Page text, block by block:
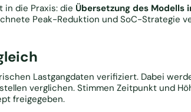
die Praxis: die Übersetzung des Modells
Peak-Reduktion und SoC-Strategie
Lastgangdaten verifiziert. Dabei
verglichen. Stimmen Zeitpunkt und
freigegeben.